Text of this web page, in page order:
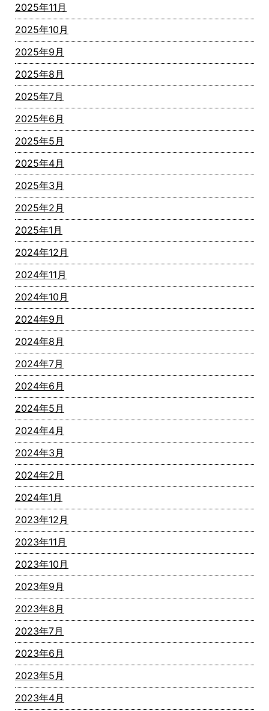
2025年11月
2025年10月
2025年9月
2025年8月
2025年7月
2025年6月
2025年5月
2025年4月
2025年3月
2025年2月
2025年1月
2024年12月
2024年11月
2024年10月
2024年9月
2024年8月
2024年7月
2024年6月
2024年5月
2024年4月
2024年3月
2024年2月
2024年1月
2023年12月
2023年11月
2023年10月
2023年9月
2023年8月
2023年7月
2023年6月
2023年5月
2023年4月